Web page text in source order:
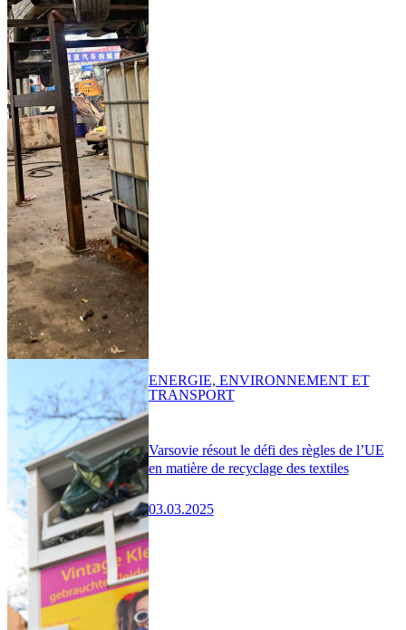
Varsovie résout le défi des règles de l’UE
en matière de recyclage des textiles
03.03.2025
ENERGIE, ENVIRONNEMENT ET
TRANSPORT